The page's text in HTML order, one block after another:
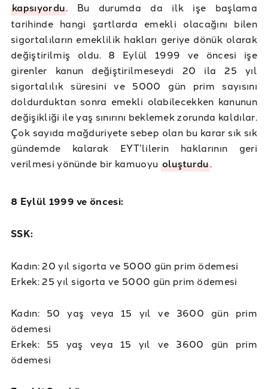
kapsıyordu. Bu durumda da ilk işe başlama
tarihinde hangi şartlarda emekli olacağını bilen
sigortalıların emeklilik hakları geriye dönük olarak
değiştirilmiş oldu. 8 Eylül 1999 ve öncesi işe
girenler kanun değiştirilmeseydi 20 ila 25 yıl
sigortalılık süresini ve 5000 gün prim sayısını
doldurduktan sonra emekli olabilecekken kanunun
değişikliği ile yaş sınırını beklemek zorunda kaldılar.
Çok sayıda mağduriyete sebep olan bu karar sık sık
gündemde kalarak EYT’lilerin haklarının geri
verilmesi yönünde bir kamuoyu oluşturdu.
8 Eylül 1999 ve öncesi:
SSK:
Kadın: 20 yıl sigorta ve 5000 gün prim ödemesi
Erkek: 25 yıl sigorta ve 5000 gün prim ödemesi
Kadın: 50 yaş veya 15 yıl ve 3600 gün prim
ödemesi
Erkek: 55 yaş veya 15 yıl ve 3600 gün prim
ödemesi